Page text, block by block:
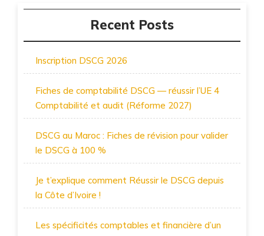
Recent Posts
Inscription DSCG 2026
Fiches de comptabilité DSCG — réussir l’UE 4
Comptabilité et audit (Réforme 2027)
DSCG au Maroc : Fiches de révision pour valider
le DSCG à 100 %
Je t’explique comment Réussir le DSCG depuis
la Côte d’Ivoire !
Les spécificités comptables et financière d’un